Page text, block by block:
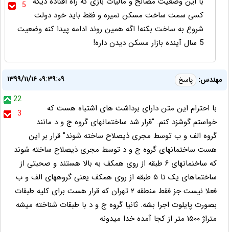
5
کسی سمت ساخت مسکن نمیره و فقط باید خود دولت
شروع به ساخت بکنه! اگه همین روند ادامه پیدا کنه وضعیت
5 سال آینده بازار مسکن دیدن داره!
مهندس: پاسخ
۱۳۹۹/۱۱/۱۶ ۰۹:۳۹:۰۹
22
3
با احترام این متن دارای برداشت های اشتباه هست که
خواستم گوشزد کنم. "قرار شد ساختمانهای گروه ج و د مانند
گروه الف و ب توسط مجری ذیصلاح ساخته شوند" قرار بر این
هست ساختمانهای گروه ج و د توسط مجری ذیصلاح ساخته شوند
که ساخنمانهای ۶ طبقه از روی همکف به بالا هستند و صحبتی از
ساختماهای یک تا ۵ طبقه از روی همکف یعنی گروههای الف و ب
فعلا نیست جز فقط منطقه ۲ تهران‌ که قرار هست برای کلیه طبقات
بصورت پایلوت اجرا بشه. ثانیا گروه ج و د با طبقات شناخته میشه
متراژ ۱۵۰۰ متر از کجا آمده خدا میدونه